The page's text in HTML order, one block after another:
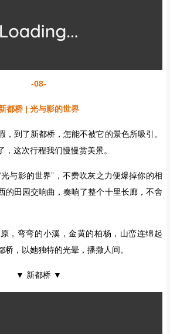
为一体，仿佛触手可及
不禁感叹